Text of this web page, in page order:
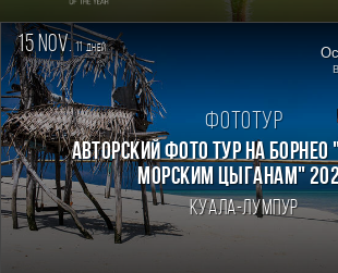
15 nov. 11дней
Фототур
Авторский фото тур на Борнео
морским цыганам"
Куала-Лумпур